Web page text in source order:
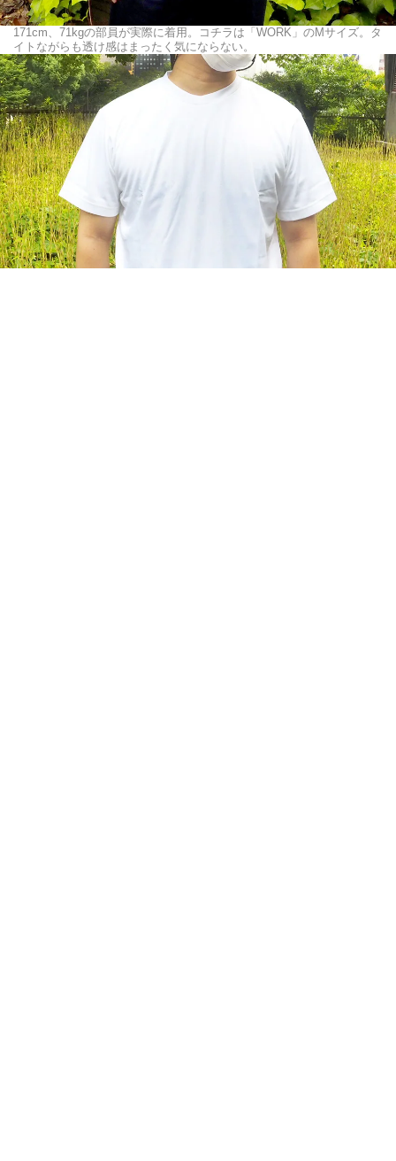
171cm、71kgの部員が実際に着用。コチラは「WORK」のMサイズ。タ
イトながらも透け感はまったく気にならない。